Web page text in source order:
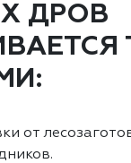
ДРОВ
от